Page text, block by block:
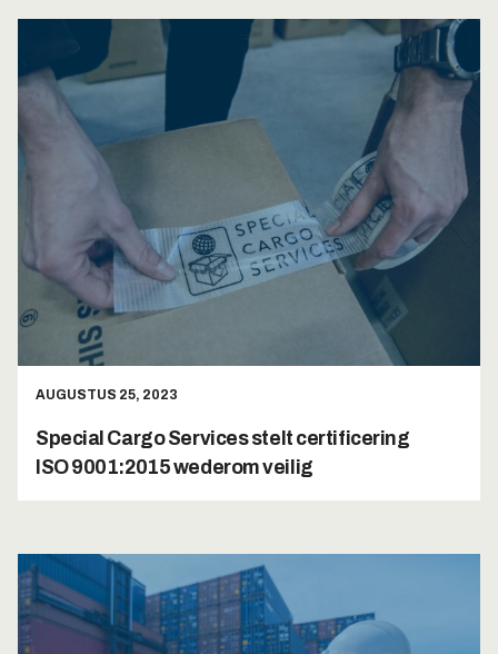
AUGUSTUS 25, 2023
Special Cargo Services stelt certificering
ISO 9001:2015 wederom veilig